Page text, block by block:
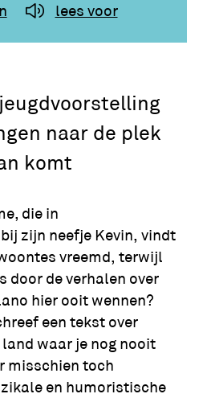
lees voor
naar de plek
komt
die in
zijn neefje Kevin, vindt
vreemd, terwijl
door de verhalen over
hier ooit wennen?
een tekst over
waar je nog nooit
misschien toch
en humoristische